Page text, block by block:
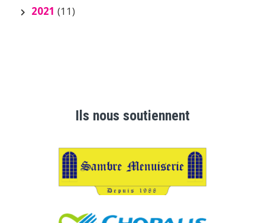
2021 (11)
Ils nous soutiennent